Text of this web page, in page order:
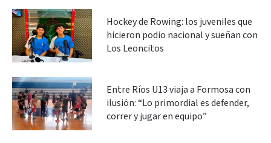
Hockey de Rowing: los juveniles que
hicieron podio nacional y sueñan con
Los Leoncitos
Entre Ríos U13 viaja a Formosa con
ilusión: “Lo primordial es defender,
correr y jugar en equipo”